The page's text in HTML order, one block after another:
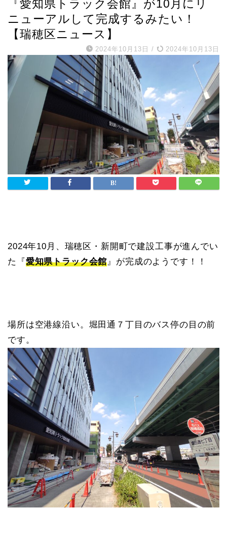
『愛知県トラック会館』が10月にリ
ニューアルして完成するみたい！
【瑞穂区ニュース】
2024年10月13日 / 2024年10月13日
2024年10月、瑞穂区・新開町で建設工事が進んでい
た『愛知県トラック会館』が完成のようです！！
場所は空港線沿い。堀田通７丁目のバス停の目の前
です。